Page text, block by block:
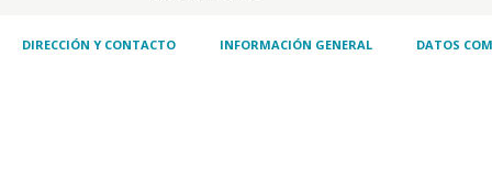
DIRECCIÓN Y CONTACTO INFORMACIÓN GENERAL DATOS